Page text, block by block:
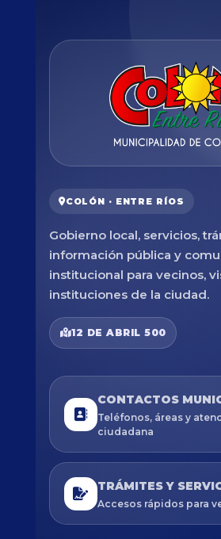
COLÓN · ENTRE RÍOS
Gobierno local, servicios,
información pública y
institucional para vecinos,
instituciones de la ciudad.
12 DE ABRIL 500
CONTACTOS
Teléfonos, áreas y
ciudadana
TRÁMITES Y
Accesos rápidos para